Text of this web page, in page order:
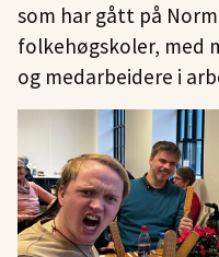
som har gått på
folkehøgskoler, med
og medarbeidere i